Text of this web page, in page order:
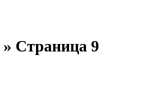
» Страница 9